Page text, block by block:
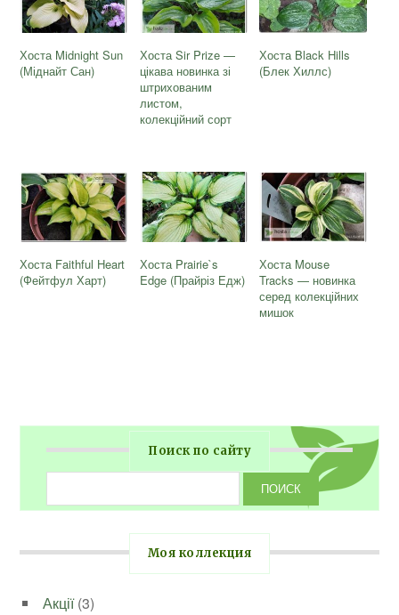
Хоста Midnight Sun
(Міднайт Сан)
Хоста Sir Prize —
цікава новинка зі
штрихованим
листом,
колекційний сорт
Хоста Black Hills
(Блек Хиллс)
Хоста Faithful Heart
(Фейтфул Харт)
Хоста Prairie`s
Edge (Прайріз Едж)
Хоста Mouse
Tracks — новинка
серед колекційних
мишок
Поиск по сайту
Моя коллекция
Акції(3)